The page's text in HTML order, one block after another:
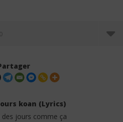
0
koan (Lyrics)
des jours comme ça